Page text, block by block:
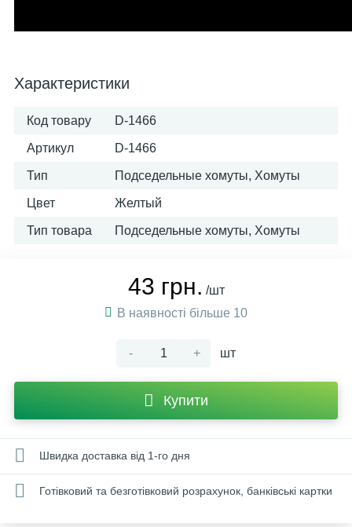
Характеристики
Код товару D-1466
Артикул D-1466
Тип Подседельные хомуты, Хомуты
Цвет Желтый
Тип товара Подседельные хомуты, Хомуты
43 грн. /шт
В наявності більше 10
- + шт
Купити
Швидка доставка від 1-го дня
Готівковий та безготівковий розрахунок, банківські картки